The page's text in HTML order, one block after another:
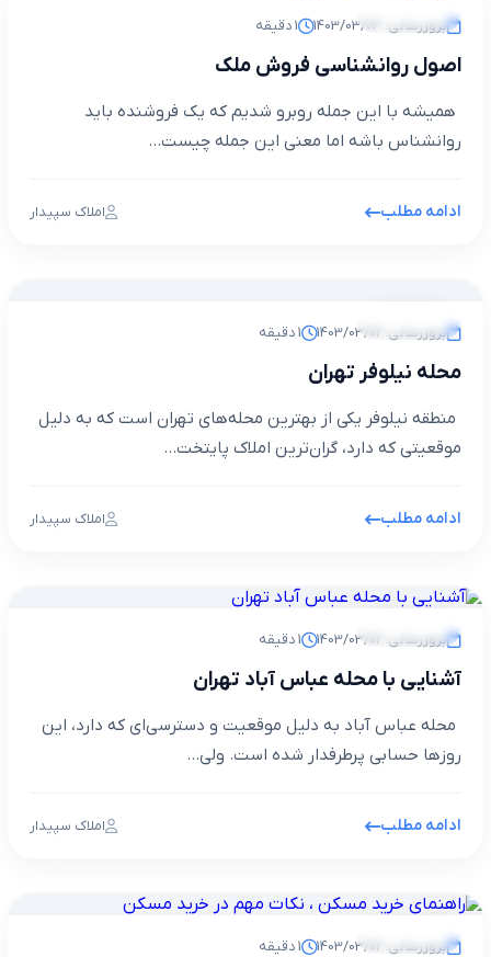
بروزرسانی: 1403/03/03 1 دقیقه
اصول روانشناسی فروش ملک
همیشه با این جمله روبرو شدیم که یک فروشنده باید
روانشناس باشه اما معنی این جمله چیست...
ادامه مطلب املاک سپیدار
بروزرسانی: 1403/03/02 1 دقیقه
محله نیلوفر تهران
منطقه نیلوفر یکی از بهترین محله‌های تهران است که به دلیل
موقعیتی که دارد، گران‌ترین املاک پایتخت...
ادامه مطلب املاک سپیدار
بروزرسانی: 1403/03/02 1 دقیقه
آشنایی با محله عباس آباد تهران
محله عباس آباد به دلیل موقعیت و دسترسی‌ای که دارد، این
روزها حسابی پرطرفدار شده است. ولی...
ادامه مطلب املاک سپیدار
بروزرسانی: 1403/03/02 1 دقیقه